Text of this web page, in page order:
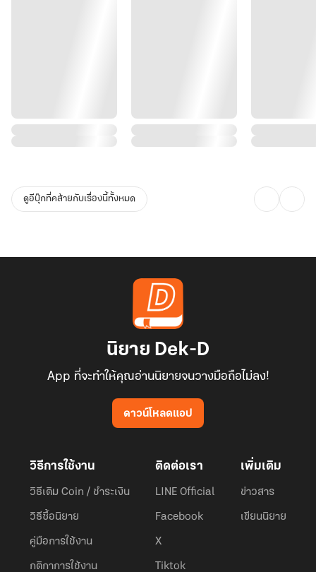
ดูอีบุ๊กที่คล้ายกับเรื่องนี้ทั้งหมด
นิยาย Dek-D
App ที่จะทำให้คุณอ่านนิยายจนวางมือถือไม่ลง!
ดาวน์โหลดแอป
วิธีการใช้งาน
วิธีเติม Coin / ชำระเงิน
วิธีซื้อนิยาย
คู่มือการใช้งาน
กติกาการใช้งาน
ติดต่อเรา
LINE Official
Facebook
X
Tiktok
เพิ่มเติม
ข่าวสาร
เขียนนิยาย